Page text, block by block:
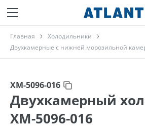
Главная
Холодильники
Двухкамерные с нижней морозильной
ХМ-5096-016
Двухкамерный
ХМ-5096-016